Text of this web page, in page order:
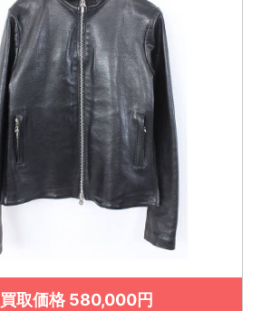
買取価格 580,000円